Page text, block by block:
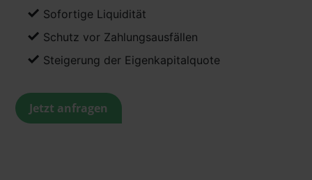
✓ Sofortige Liquidität
✓ Schutz vor Zahlungsausfällen
✓ Steigerung der Eigenkapitalquote
Jetzt anfragen